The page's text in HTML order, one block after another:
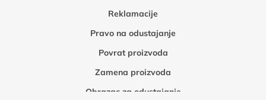
Reklamacije
Pravo na odustajanje
Povrat proizvoda
Zamena proizvoda
Obrazac za odustajanje